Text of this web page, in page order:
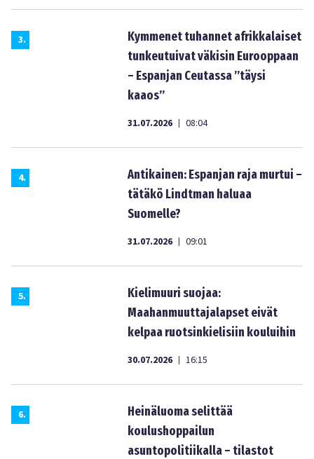
3.
Kymmenet tuhannet afrikkalaiset
tunkeutuivat väkisin Eurooppaan
– Espanjan Ceutassa ”täysi
kaaos”
31.07.2026 | 08:04
4.
Antikainen: Espanjan raja murtui –
tätäkö Lindtman haluaa
Suomelle?
31.07.2026 | 09:01
5.
Kielimuuri suojaa:
Maahanmuuttajalapset eivät
kelpaa ruotsinkielisiin kouluihin
30.07.2026 | 16:15
6.
Heinäluoma selittää
koulushoppailun
asuntopolitiikalla – tilastot